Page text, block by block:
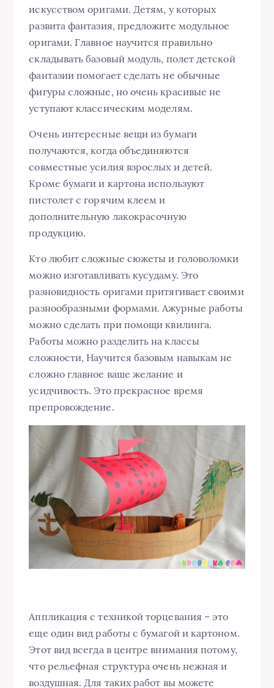
искусством оригами. Детям, у которых
развита фантазия, предложите модульное
оригами. Главное научится правильно
складывать базовый модуль, полет детской
фантазии помогает сделать не обычные
фигуры сложные, но очень красивые не
уступают классическим моделям.
Очень интересные вещи из бумаги
получаются, когда объединяются
совместные усилия взрослых и детей.
Кроме бумаги и картона используют
пистолет с горячим клеем и
дополнительную лакокрасочную
продукцию.
Кто любит сложные сюжеты и головоломки
можно изготавливать кусудаму. Это
разновидность оригами притягивает своими
разнообразными формами. Ажурные работы
можно сделать при помощи квилинга.
Работы можно разделить на классы
сложности, Научится базовым навыкам не
сложно главное ваше желание и
усидчивость. Это прекрасное время
препровождение.
Аппликация с техникой торцевания – это
еще один вид работы с бумагой и картоном.
Этот вид всегда в центре внимания потому,
что рельефная структура очень нежная и
воздушная. Для таких работ вы можете